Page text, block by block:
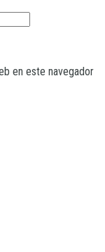
en este navegador